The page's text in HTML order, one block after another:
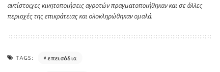
αντίστοιχες κινητοποιήσεις αγροτών πραγματοποιήθηκαν και σε άλλες
περιοχές της επικράτειας και ολοκληρώθηκαν ομαλά.
TAGS: επεισόδια